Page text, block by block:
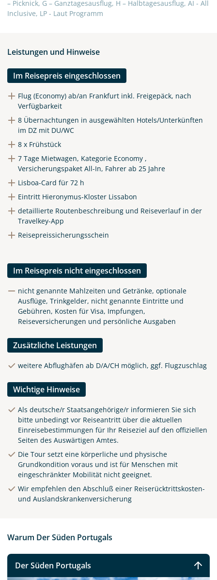
X
Telegram
Link kopieren
– Picknick, G – Ganztagesausflug, H – Halbtagesausflug, AI - All
Inclusive, LP - Laut Programm
Leistungen und Hinweise
Im Reisepreis eingeschlossen
Flug (Economy) ab/an Frankfurt inkl. Freigepäck, nach
Verfügbarkeit
8 Übernachtungen in ausgewählten Hotels/Unterkünften
im DZ mit DU/WC
8 x Frühstück
7 Tage Mietwagen, Kategorie Economy ,
Versicherungspaket All-In, Fahrer ab 25 Jahre
Lisboa-Card für 72 h
Eintritt Hieronymus-Kloster Lissabon
detaillierte Routenbeschreibung und Reiseverlauf in der
Travelkey-App
Reisepreissicherungsschein
Im Reisepreis nicht eingeschlossen
nicht genannte Mahlzeiten und Getränke, optionale
Ausflüge, Trinkgelder, nicht genannte Eintritte und
Gebühren, Kosten für Visa, Impfungen,
Reiseversicherungen und persönliche Ausgaben
Zusätzliche Leistungen
weitere Abflughäfen ab D/A/CH möglich, ggf. Flugzuschlag
Wichtige Hinweise
Als deutsche/r Staatsangehörige/r informieren Sie sich
bitte unbedingt vor Reiseantritt über die aktuellen
Einreisebestimmungen für Ihr Reiseziel auf den offiziellen
Seiten des Auswärtigen Amtes.
Die Tour setzt eine körperliche und physische
Grundkondition voraus und ist für Menschen mit
eingeschränkter Mobilität nicht geeignet.
Wir empfehlen den Abschluß einer Reiserücktrittskosten-
und Auslandskrankenversicherung
Warum Der Süden Portugals
Der Süden Portugals